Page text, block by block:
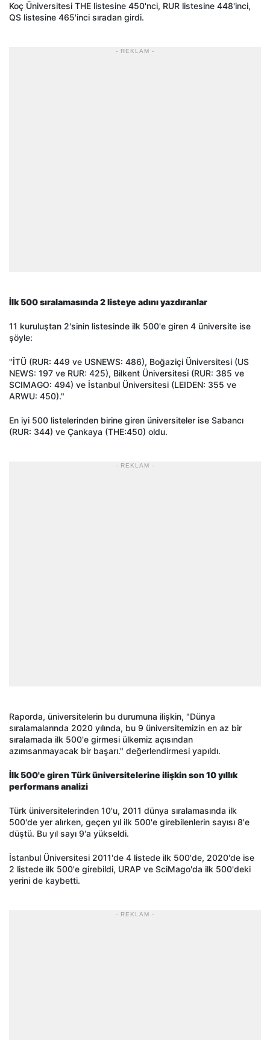
Koç Üniversitesi THE listesine 450'nci, RUR listesine 448'inci,
QS listesine 465'inci sıradan girdi.
- REKLAM -
İlk 500 sıralamasında 2 listeye adını yazdıranlar
11 kuruluştan 2'sinin listesinde ilk 500'e giren 4 üniversite ise
şöyle:
"İTÜ (RUR: 449 ve USNEWS: 486), Boğaziçi Üniversitesi (US
NEWS: 197 ve RUR: 425), Bilkent Üniversitesi (RUR: 385 ve
SCIMAGO: 494) ve İstanbul Üniversitesi (LEIDEN: 355 ve
ARWU: 450)."
En iyi 500 listelerinden birine giren üniversiteler ise Sabancı
(RUR: 344) ve Çankaya (THE:450) oldu.
- REKLAM -
Raporda, üniversitelerin bu durumuna ilişkin, "Dünya
sıralamalarında 2020 yılında, bu 9 üniversitemizin en az bir
sıralamada ilk 500'e girmesi ülkemiz açısından
azımsanmayacak bir başarı." değerlendirmesi yapıldı.
İlk 500'e giren Türk üniversitelerine ilişkin son 10 yıllık
performans analizi
Türk üniversitelerinden 10'u, 2011 dünya sıralamasında ilk
500'de yer alırken, geçen yıl ilk 500'e girebilenlerin sayısı 8'e
düştü. Bu yıl sayı 9'a yükseldi.
İstanbul Üniversitesi 2011'de 4 listede ilk 500'de, 2020'de ise
2 listede ilk 500'e girebildi, URAP ve SciMago'da ilk 500'deki
yerini de kaybetti.
- REKLAM -